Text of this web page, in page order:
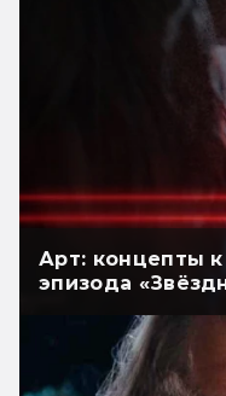
Арт: концепты
эпизода